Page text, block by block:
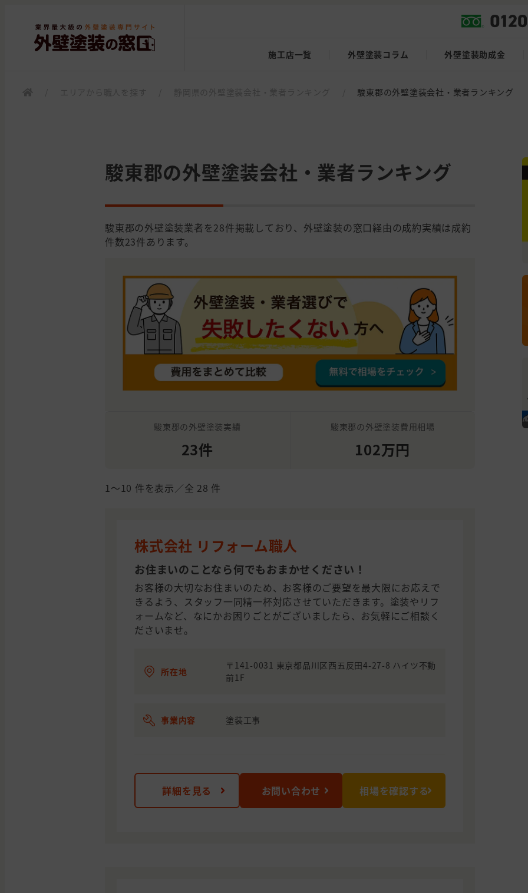
施工店一覧 外壁塗装コラム 外壁塗装助成金
駿東郡の外壁塗装会社・業者ランキング
駿東郡の外壁塗装会社・業者ランキング
駿東郡の外壁塗装業者を28件掲載しており、外壁塗装の窓口経由の成約実績は成約
件数23件あります。
駿東郡の外壁塗装実績
23件
駿東郡の外壁塗装費用相場
102万円
1〜10 件を表示／全 28 件
株式会社 リフォーム職人
お住まいのことなら何でもおまかせください！
お客様の大切なお住まいのため、お客様のご要望を最大限にお応えで
きるよう、スタッフ一同精一杯対応させていただきます。塗装やリフ
ォームなど、なにかお困りごとがございましたら、お気軽にご相談く
ださいませ。
所在地
〒141-0031 東京都品川区西五反田4-27-8 ハイツ不動
前1F
事業内容 塗装工事
詳細を見る お問い合わせ 相場を確認する